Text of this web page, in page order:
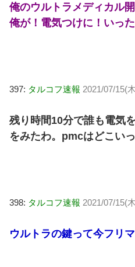
俺のウルトラメディカル
俺が！電気つけに！いった
397: タルコフ速報 2021/07/15(
残り時間10分で誰も電気
をみたわ。pmcはどこい
398: タルコフ速報 2021/07/15(
ウルトラの鍵って今フリ